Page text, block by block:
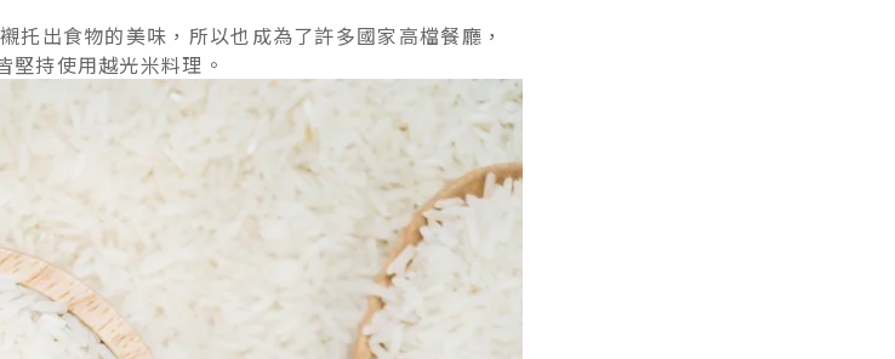
出食物的美味，所以也成為了許多國家高檔餐廳，
堅持使用越光米料理。